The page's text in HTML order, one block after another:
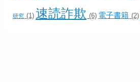
研究 (1) 速読詐欺 (6) 電子書籍 (2)